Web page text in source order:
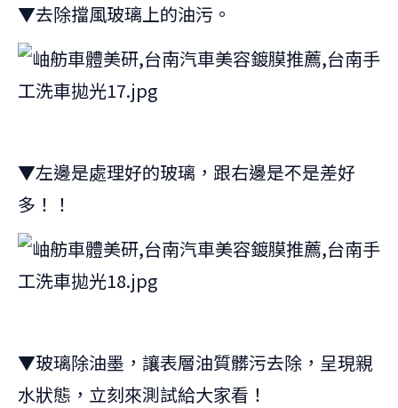
▼去除擋風玻璃上的油污。
▼左邊是處理好的玻璃，跟右邊是不是差好
多！！
▼玻璃除油墨，讓表層油質髒污去除，呈現親
水狀態，立刻來測試給大家看！